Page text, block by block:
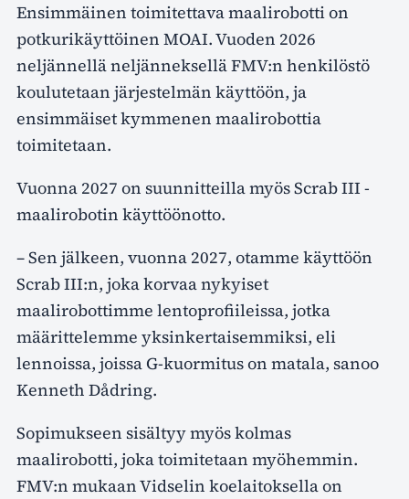
Ensimmäinen toimitettava maalirobotti on
potkurikäyttöinen MOAI. Vuoden 2026
neljännellä neljänneksellä FMV:n henkilöstö
koulutetaan järjestelmän käyttöön, ja
ensimmäiset kymmenen maalirobottia
toimitetaan.
Vuonna 2027 on suunnitteilla myös Scrab III -
maalirobotin käyttöönotto.
– Sen jälkeen, vuonna 2027, otamme käyttöön
Scrab III:n, joka korvaa nykyiset
maalirobottimme lentoprofiileissa, jotka
määrittelemme yksinkertaisemmiksi, eli
lennoissa, joissa G-kuormitus on matala, sanoo
Kenneth Dådring.
Sopimukseen sisältyy myös kolmas
maalirobotti, joka toimitetaan myöhemmin.
FMV:n mukaan Vidselin koelaitoksella on